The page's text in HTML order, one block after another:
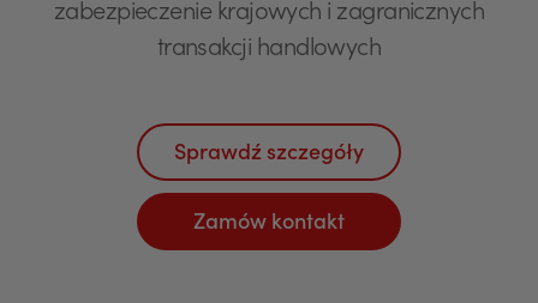
zabezpieczenie krajowych i zagranicznych
transakcji handlowych
Sprawdź szczegóły
Zamów kontakt